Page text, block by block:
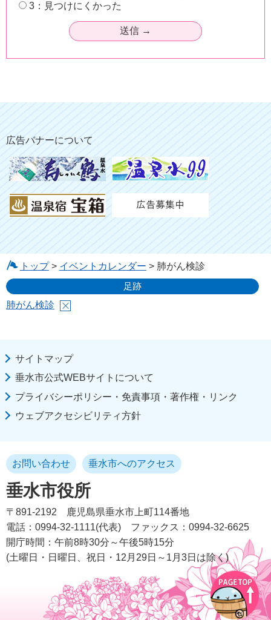
3：見つけにくかった
広告バナーについて
トップ> イベントカレンダー > 肺がん検診
足跡
肺がん検診
サイトマップ
垂水市公式WEBサイトについて
プライバシーポリシー・免責事項・著作権・リンク
ウェブアクセシビリティ方針
垂水市役所
お問い合わせ 垂水市へのアクセス
〒891-2192
鹿児島県垂水市上町114番地
電話：0994-32-1111(代表)
ファックス：0994-32-6625
開庁時間：午前8時30分～午後5時15分
(土曜日・日曜日、祝日・12月29日～1月3日は除く)